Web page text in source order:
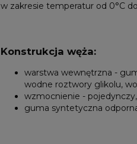
w zakresie temperatur od 0°C
Konstrukcja węża:
warstwa wewnętrzna -
wodne roztwory glikolu,
wzmocnienie -
guma syntetyczna